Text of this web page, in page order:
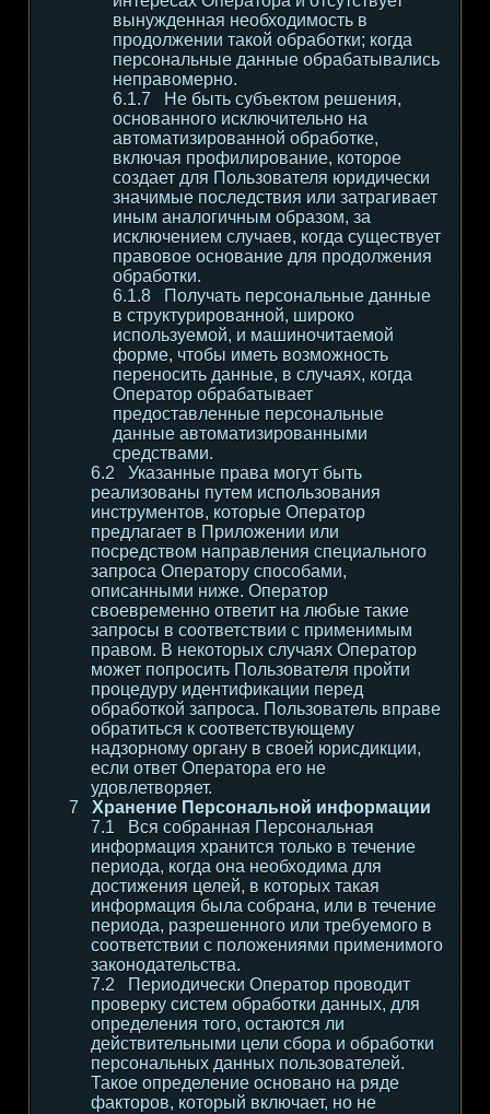
вынужденная необходимость в
продолжении такой обработки; когда
персональные данные обрабатывались
неправомерно.
Не быть субъектом решения,
основанного исключительно на
автоматизированной обработке,
включая профилирование, которое
создает для Пользователя юридически
значимые последствия или затрагивает
иным аналогичным образом, за
исключением случаев, когда существует
правовое основание для продолжения
обработки.
Получать персональные данные
в структурированной, широко
используемой, и машиночитаемой
форме, чтобы иметь возможность
переносить данные, в случаях, когда
Оператор обрабатывает
предоставленные персональные
данные автоматизированными
средствами.
Указанные права могут быть
реализованы путем использования
инструментов, которые Оператор
предлагает в Приложении или
посредством направления специального
запроса Оператору способами,
описанными ниже. Оператор
своевременно ответит на любые такие
запросы в соответствии с применимым
правом. В некоторых случаях Оператор
может попросить Пользователя пройти
процедуру идентификации перед
обработкой запроса. Пользователь вправе
обратиться к соответствующему
надзорному органу в своей юрисдикции,
если ответ Оператора его не
удовлетворяет.
Хранение Персональной информации
Вся собранная Персональная
информация хранится только в течение
периода, когда она необходима для
достижения целей, в которых такая
информация была собрана, или в течение
периода, разрешенного или требуемого в
соответствии с положениями применимого
законодательства.
Периодически Оператор проводит
проверку систем обработки данных, для
определения того, остаются ли
действительными цели сбора и обработки
персональных данных пользователей.
Такое определение основано на ряде
факторов, который включает, но не